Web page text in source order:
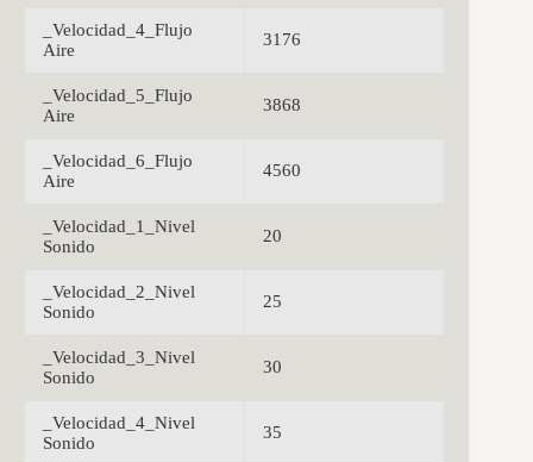
_Velocidad_4_Flujo
Aire
3176
_Velocidad_5_Flujo
Aire
3868
_Velocidad_6_Flujo
Aire
4560
_Velocidad_1_Nivel
Sonido
20
_Velocidad_2_Nivel
Sonido
25
_Velocidad_3_Nivel
Sonido
30
_Velocidad_4_Nivel
Sonido
35